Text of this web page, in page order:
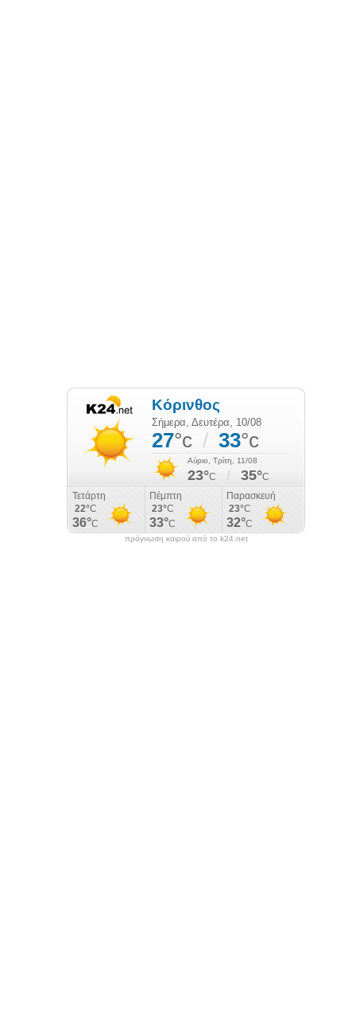
πρόγνωση καιρού από το k24.net